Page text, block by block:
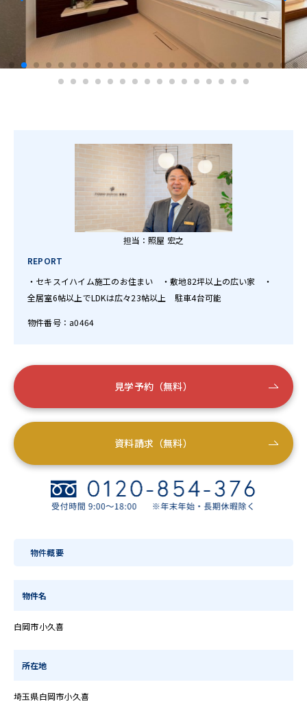
担当：照屋 宏之
REPORT
・セキスイハイム施工のお住まい ・敷地82坪以上の広い家 ・
全居室6帖以上でLDKは広々23帖以上 駐車4台可能
物件番号：a0464
見学予約（無料）
資料請求（無料）
物件概要
物件名
白岡市小久喜
所在地
埼玉県白岡市小久喜